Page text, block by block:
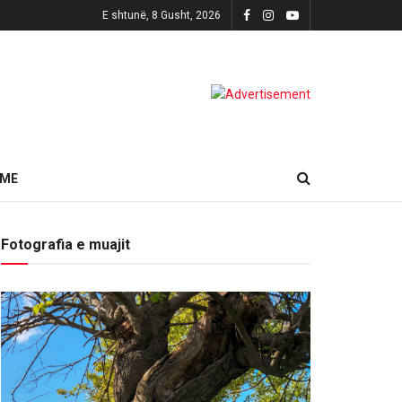
E shtunë, 8 Gusht, 2026
Fotografia e muajit